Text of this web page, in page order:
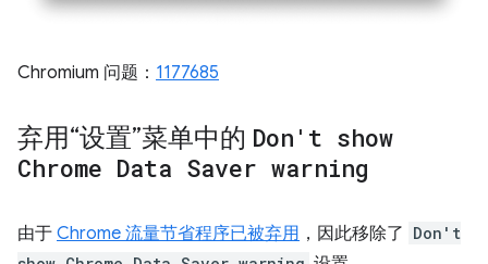
Chromium 问题： 1177685
弃用“设置”菜单中的 Don't show
Chrome Data Saver warning
由于 Chrome 流量节省程序已被弃用 ，因此移除了 Don't